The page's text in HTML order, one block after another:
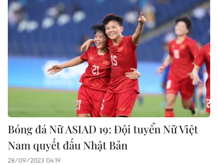
Bóng đá Nữ ASIAD 19: Đội tuyển Nữ Việt
Nam quyết đấu Nhật Bản
28/09/2023 04:19